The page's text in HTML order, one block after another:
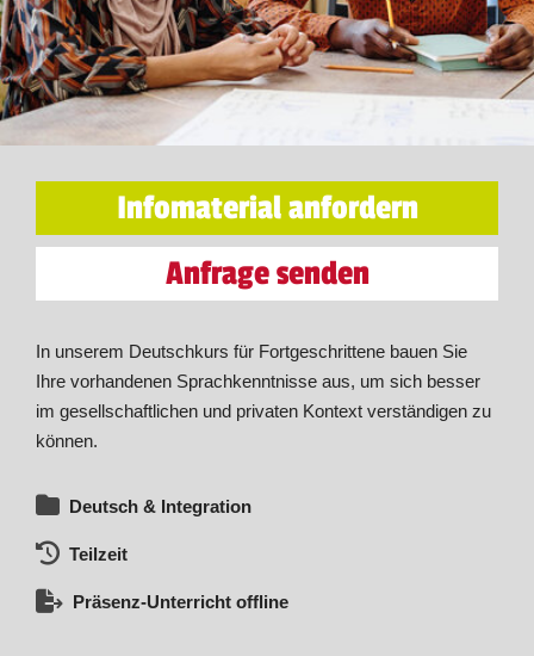
Infomaterial anfordern
Anfrage senden
In unserem Deutschkurs für Fortgeschrittene bauen Sie
Ihre vorhandenen Sprachkenntnisse aus, um sich besser
im gesellschaftlichen und privaten Kontext verständigen zu
können.
Deutsch & Integration
Teilzeit
Präsenz-Unterricht offline